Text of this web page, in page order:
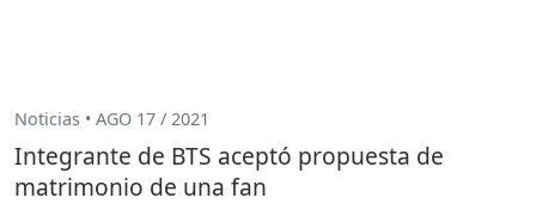
Noticias • AGO 17 / 2021
Integrante de BTS aceptó propuesta de
matrimonio de una fan